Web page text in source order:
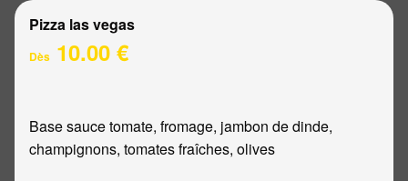
Pizza las vegas
Dès 10.00 €
Base sauce tomate, fromage, jambon de dinde,
champignons, tomates fraîches, olives